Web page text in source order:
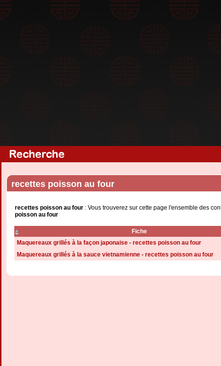
Recherche
recettes poisson au four
recettes poisson au four : Vous trouverez sur cette page l'ensemble des
poisson au four
Fiche
Maquereaux grillés à la façon japonaise - recettes poisson au four
Maquereaux grillés à la sauce vietnamienne - recettes poisson au four